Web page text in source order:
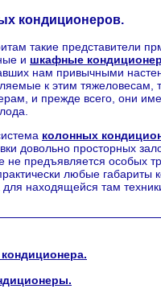
кондиционеров.
такие представители
и шкафные
нам привычными
к этим тяжеловесам,
и прежде всего, они
колонных
довольно просторных
не предъявляется особых
любые габариты
для находящейся там